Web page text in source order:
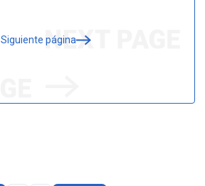
Siguiente página